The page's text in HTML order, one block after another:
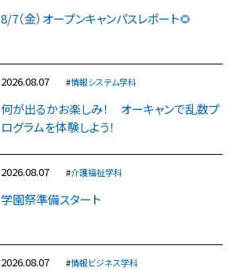
8/7（金）オープンキャンパスレポート🌻
2026.08.07 #情報システム学科
何が出るかお楽しみ！ オーキャンで乱数プ
ログラムを体験しよう！
2026.08.07 #介護福祉学科
学園祭準備スタート
2026.08.07 #情報ビジネス学科